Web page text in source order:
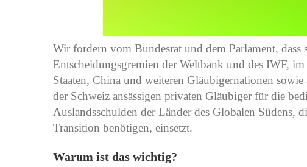
Wir fordern vom Bundesrat und dem Parlament, dass
Entscheidungsgremien der Weltbank und des IWF,
Staaten, China und weiteren Gläubigernationen
der Schweiz ansässigen privaten Gläubiger für die
Auslandsschulden der Länder des Globalen Südens,
Transition benötigen, einsetzt.
Warum ist das wichtig?